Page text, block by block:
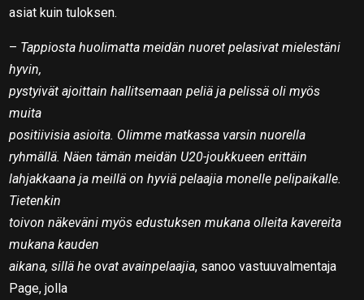
asiat kuin tuloksen.
– Tappiosta huolimatta meidän nuoret pelasivat mielestäni
hyvin,
pystyivät ajoittain hallitsemaan peliä ja pelissä oli myös
muita
positiivisia asioita. Olimme matkassa varsin nuorella
ryhmällä. Näen tämän meidän U20-joukkueen erittäin
lahjakkaana ja meillä on hyviä pelaajia monelle pelipaikalle.
Tietenkin
toivon näkeväni myös edustuksen mukana olleita kavereita
mukana kauden
aikana, sillä he ovat avainpelaajia, sanoo vastuuvalmentaja
Page, jolla